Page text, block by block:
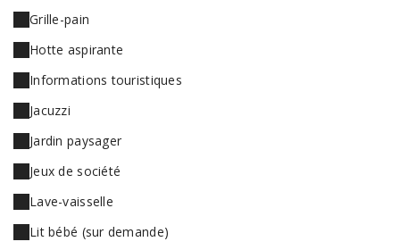
Grille-pain
Hotte aspirante
Informations touristiques
Jacuzzi
Jardin paysager
Jeux de société
Lave-vaisselle
Lit bébé (sur demande)